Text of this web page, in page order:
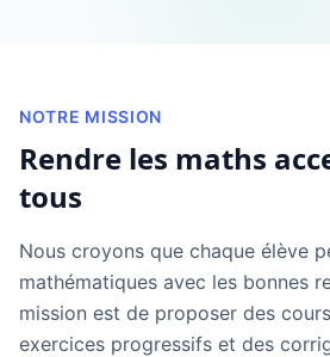
NOTRE MISSION
Rendre les maths
tous
Nous croyons que chaque élève
mathématiques avec les bonnes
mission est de proposer des
exercices progressifs et des